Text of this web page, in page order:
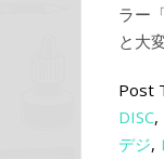
ラー
と大
Post
DISC,
デジ,